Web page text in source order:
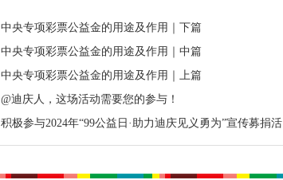
中央专项彩票公益金的用途及作用｜下篇
中央专项彩票公益金的用途及作用｜中篇
中央专项彩票公益金的用途及作用｜上篇
@迪庆人，这场活动需要您的参与！
积极参与2024年“99公益日·助力迪庆见义勇为”宣传募捐活
动倡议书